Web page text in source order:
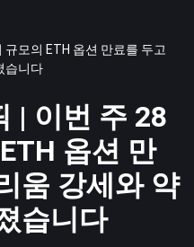
모의 ETH 옵션 만료를 두고
습니다
| 이번 주 28
옵션 만
움 강세와 약
습니다